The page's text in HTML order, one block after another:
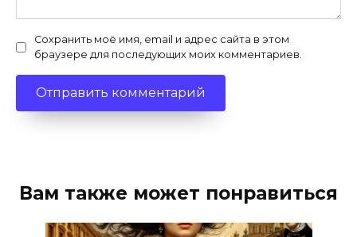
Сохранить моё имя, email и адрес сайта в этом
браузере для последующих моих комментариев.
Вам также может понравиться